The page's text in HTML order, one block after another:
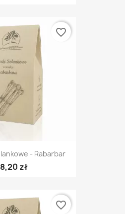
- Rabarbar
8,20 zł
favorite_border
favorite_border